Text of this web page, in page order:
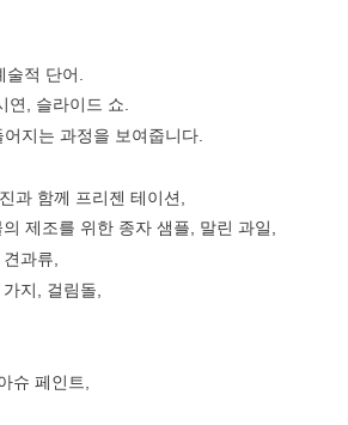
적 단어.
연, 슬라이드 쇼.
지는 과정을 보여줍니다.
과 함께 프리젠 테이션,
제조를 위한 종자 샘플, 말린 과일,
과류,
지, 걸림돌,
슈 페인트,